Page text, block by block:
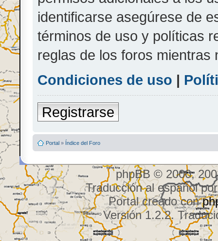
identificarse asegúrese de
términos de uso y políticas
reglas de los foros mientras
Condiciones de uso |
Registrarse
Portal » Índice del Foro
phpBB © 2000,
Traducción al español
Portal creado con
Versión 1.2.2.